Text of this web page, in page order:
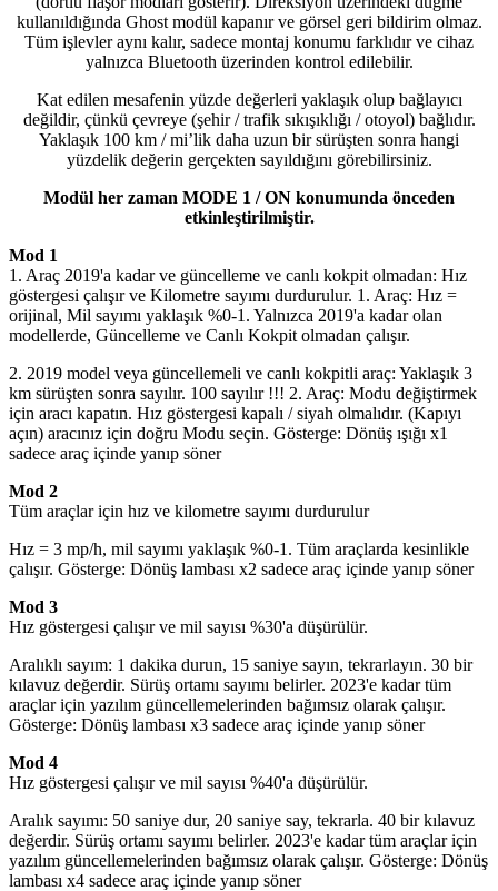
kullanıldığında Ghost modül kapanır ve görsel geri bildirim olmaz.
Tüm işlevler aynı kalır, sadece montaj konumu farklıdır ve cihaz
yalnızca Bluetooth üzerinden kontrol edilebilir.
Kat edilen mesafenin yüzde değerleri yaklaşık olup bağlayıcı
değildir, çünkü çevreye (şehir / trafik sıkışıklığı / otoyol) bağlıdır.
Yaklaşık 100 km / mi’lik daha uzun bir sürüşten sonra hangi
yüzdelik değerin gerçekten sayıldığını görebilirsiniz.
Modül her zaman MODE 1 / ON konumunda önceden
etkinleştirilmiştir.
Mod 1
1. Araç 2019'a kadar ve güncelleme ve canlı kokpit olmadan: Hız
göstergesi çalışır ve Kilometre sayımı durdurulur. 1. Araç: Hız =
orijinal, Mil sayımı yaklaşık %0-1. Yalnızca 2019'a kadar olan
modellerde, Güncelleme ve Canlı Kokpit olmadan çalışır.
2. 2019 model veya güncellemeli ve canlı kokpitli araç: Yaklaşık 3
km sürüşten sonra sayılır. 100 sayılır !!! 2. Araç: Modu değiştirmek
için aracı kapatın. Hız göstergesi kapalı / siyah olmalıdır. (Kapıyı
açın) aracınız için doğru Modu seçin. Gösterge: Dönüş ışığı x1
sadece araç içinde yanıp söner
Mod 2
Tüm araçlar için hız ve kilometre sayımı durdurulur
Hız = 3 mp/h, mil sayımı yaklaşık %0-1. Tüm araçlarda kesinlikle
çalışır. Gösterge: Dönüş lambası x2 sadece araç içinde yanıp söner
Mod 3
Hız göstergesi çalışır ve mil sayısı %30'a düşürülür.
Aralıklı sayım: 1 dakika durun, 15 saniye sayın, tekrarlayın. 30 bir
kılavuz değerdir. Sürüş ortamı sayımı belirler. 2023'e kadar tüm
araçlar için yazılım güncellemelerinden bağımsız olarak çalışır.
Gösterge: Dönüş lambası x3 sadece araç içinde yanıp söner
Mod 4
Hız göstergesi çalışır ve mil sayısı %40'a düşürülür.
Aralık sayımı: 50 saniye dur, 20 saniye say, tekrarla. 40 bir kılavuz
değerdir. Sürüş ortamı sayımı belirler. 2023'e kadar tüm araçlar için
yazılım güncellemelerinden bağımsız olarak çalışır. Gösterge: Dönüş
lambası x4 sadece araç içinde yanıp söner